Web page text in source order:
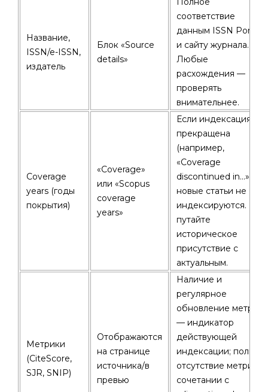
Название,
ISSN/e-ISSN,
издатель
Блок «Source
details»
соответствие
данным ISSN Portal
и сайту журнала.
Любые
расхождения —
проверять
внимательнее.
Coverage
years (годы
покрытия)
«Coverage»
или «Scopus
coverage
years»
Если индексация
прекращена
(например,
«Coverage
discontinued in…»),
новые статьи не
индексируются. Не
путайте
историческое
присутствие с
актуальным.
Метрики
(CiteScore,
SJR, SNIP)
Отображаются
на странице
источника/в
превью
Наличие и
регулярное
обновление метрик
— индикатор
действующей
индексации; полное
отсутствие метрик в
сочетании с